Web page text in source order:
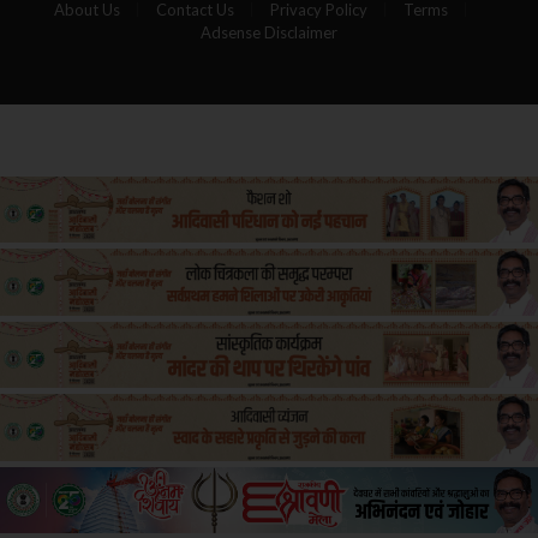
About Us Contact Us Privacy Policy
Terms
Adsense Disclaimer